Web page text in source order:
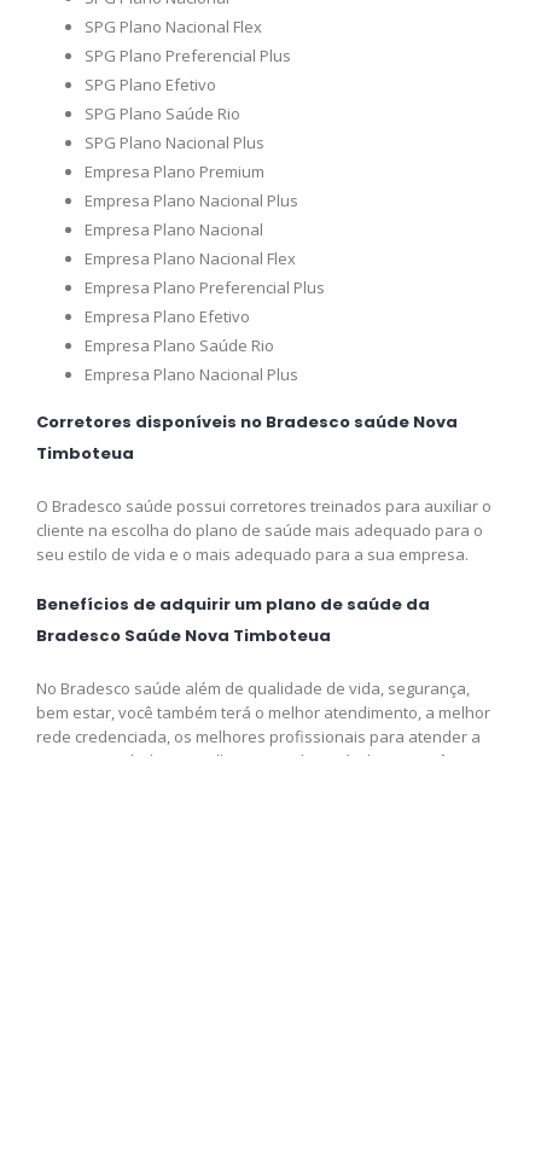
SPG Plano Nacional Flex
SPG Plano Preferencial Plus
SPG Plano Efetivo
SPG Plano Saúde Rio
SPG Plano Nacional Plus
Empresa Plano Premium
Empresa Plano Nacional Plus
Empresa Plano Nacional
Empresa Plano Nacional Flex
Empresa Plano Preferencial Plus
Empresa Plano Efetivo
Empresa Plano Saúde Rio
Empresa Plano Nacional Plus
Corretores disponíveis no Bradesco saúde Nova
Timboteua
O Bradesco saúde possui corretores treinados para auxiliar o
cliente na escolha do plano de saúde mais adequado para o
seu estilo de vida e o mais adequado para a sua empresa.
Benefícios de adquirir um plano de saúde da
Bradesco Saúde Nova Timboteua
No Bradesco saúde além de qualidade de vida, segurança,
bem estar, você também terá o melhor atendimento, a melhor
rede credenciada, os melhores profissionais para atender a
sua necessidade e o melhor preço disponível para você,